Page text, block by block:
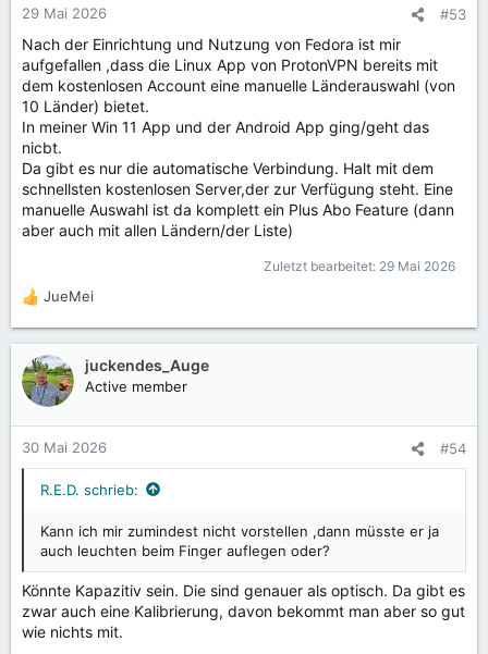
n
n
:
29 Mai 2026 #53
Nach der Einrichtung und Nutzung von Fedora ist mir
aufgefallen ,dass die Linux App von ProtonVPN bereits mit
dem kostenlosen Account eine manuelle Länderauswahl (von
10 Länder) bietet.
In meiner Win 11 App und der Android App ging/geht das
nicbt.
Da gibt es nur die automatische Verbindung. Halt mit dem
schnellsten kostenlosen Server,der zur Verfügung steht. Eine
manuelle Auswahl ist da komplett ein Plus Abo Feature (dann
aber auch mit allen Ländern/der Liste)
Zuletzt bearbeitet: 29 Mai 2026
R
e
a
k
t
o
n
JueMei
juckendes_Auge
Active member
30 Mai 2026 #54
R.E.D. schrieb:
Kann ich mir zumindest nicht vorstellen ,dann müsste er ja
auch leuchten beim Finger auflegen oder?
Könnte Kapazitiv sein. Die sind genauer als optisch. Da gibt es
zwar auch eine Kalibrierung, davon bekommt man aber so gut
wie nichts mit.